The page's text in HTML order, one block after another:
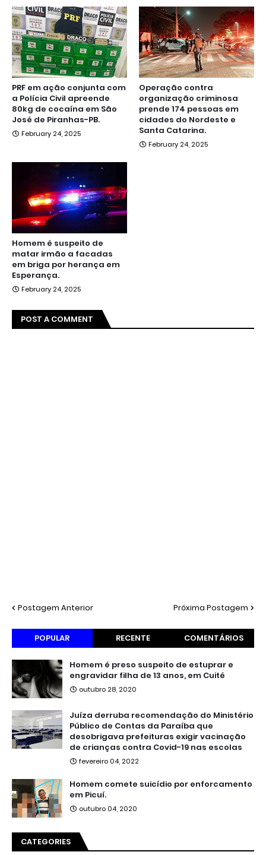
PRF em ação conjunta com
a Polícia Civil apreende
80kg de cocaína em São
José de Piranhas-PB.
February 24, 2025
Operação contra
organização criminosa
prende 174 pessoas em
cidades do Nordeste e
Santa Catarina.
February 24, 2025
Homem é suspeito de
matar irmão a facadas
em briga por herança em
Esperança.
February 24, 2025
POST A COMMENT
Postagem Anterior Próxima Postagem
POPULAR RECENTE COMENTÁRIOS
Homem é preso suspeito de estuprar e
engravidar filha de 13 anos, em Cuité
outubro 28, 2020
Juíza derruba recomendação do Ministério
Público de Contas da Paraíba que
desobrigava prefeituras exigir vacinação
de crianças contra Covid-19 nas escolas
fevereiro 04, 2022
Homem comete suicídio por enforcamento
em Picuí.
outubro 04, 2020
CATEGORIES